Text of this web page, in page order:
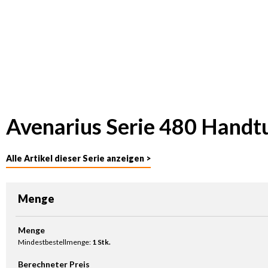
Avenarius Serie 480
Alle Artikel dieser Serie anzeigen >
Menge
Produkt Anzahl: Gib den gewünschten Wert ein oder benutze die
Menge
Mindestbestellmenge: 1 Stk.
Berechneter Preis